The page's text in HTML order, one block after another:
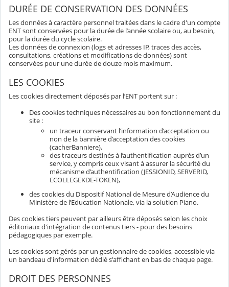
DURÉE DE CONSERVATION DES DONNÉES
Les données à caractère personnel traitées dans le cadre d'un compte
ENT sont conservées pour la durée de l’année scolaire ou, au besoin,
pour la durée du cycle scolaire.
Les données de connexion (logs et adresses IP, traces des accès,
consultations, créations et modifications de données) sont
conservées pour une durée de douze mois maximum.
LES COOKIES
Les cookies directement déposés par l’ENT portent sur :
Des cookies techniques nécessaires au bon fonctionnement du
site :
un traceur conservant l’information d’acceptation ou
non de la bannière d’acceptation des cookies
(cacherBanniere),
des traceurs destinés à l’authentification auprès d’un
service, y compris ceux visant à assurer la sécurité du
mécanisme d’authentification (JESSIONID, SERVERID,
ECOLLEGEKDE-TOKEN),
des cookies du Dispositif National de Mesure d’Audience du
Ministère de l’Education Nationale, via la solution Piano.
Des cookies tiers peuvent par ailleurs être déposés selon les choix
éditoriaux d'intégration de contenus tiers - pour des besoins
pédagogiques par exemple.
Les cookies sont gérés par un gestionnaire de cookies, accessible via
un bandeau d'information dédié s'affichant en bas de chaque page.
DROIT DES PERSONNES